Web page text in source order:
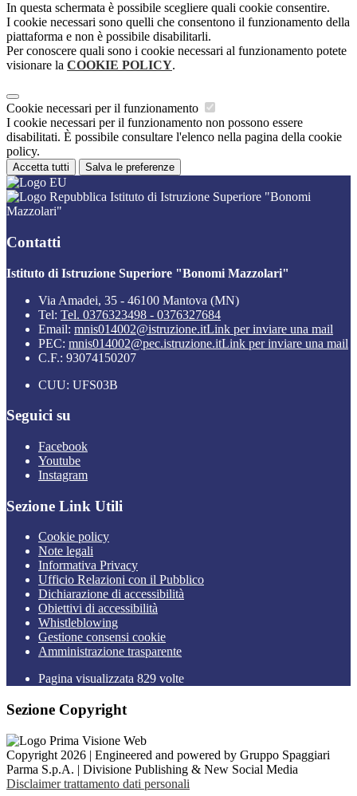
In questa schermata è possibile scegliere quali cookie consentire.
I cookie necessari sono quelli che consentono il funzionamento della
piattaforma e non è possibile disabilitarli.
Per conoscere quali sono i cookie necessari al funzionamento potete
visionare la COOKIE POLICY.
Cookie necessari per il funzionamento
I cookie necessari per il funzionamento non possono essere
disabilitati. È possibile consultare l'elenco nella pagina della cookie
policy.
Accetta tutti Salva le preferenze
Istituto di Istruzione Superiore "Bonomi
Mazzolari"
Contatti
Istituto di Istruzione Superiore "Bonomi Mazzolari"
Via Amadei, 35 - 46100 Mantova (MN)
Tel: Tel. 0376323498 - 0376327684
Email: mnis014002@istruzione.itLink per inviare una mail
PEC: mnis014002@pec.istruzione.itLink per inviare una mail
C.F.: 93074150207
CUU: UFS03B
Seguici su
Facebook
Youtube
Instagram
Sezione Link Utili
Cookie policy
Note legali
Informativa Privacy
Ufficio Relazioni con il Pubblico
Dichiarazione di accessibilità
Obiettivi di accessibilità
Whistleblowing
Gestione consensi cookie
Amministrazione trasparente
Pagina visualizzata 829 volte
Sezione Copyright
Copyright 2026 | Engineered and powered by Gruppo Spaggiari
Parma S.p.A. | Divisione Publishing & New Social Media
Disclaimer trattamento dati personali